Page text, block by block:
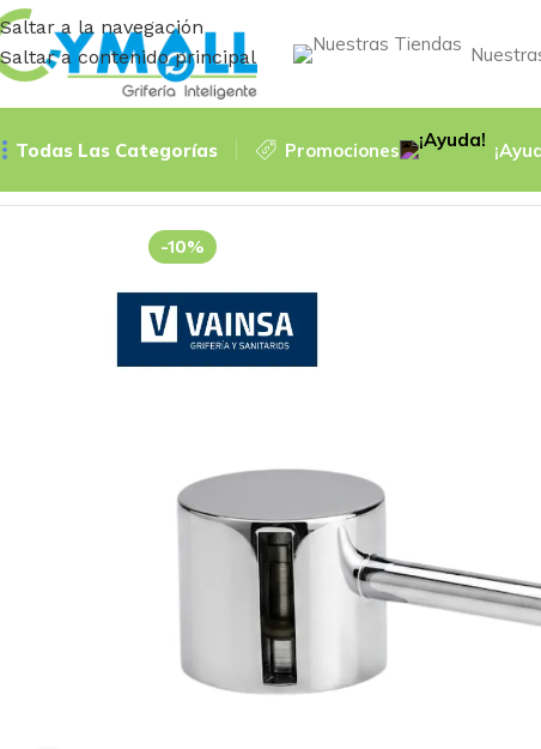
Saltar a la navegación
Saltar a contenido principal
Todas Las Categorías Promociones
-10%